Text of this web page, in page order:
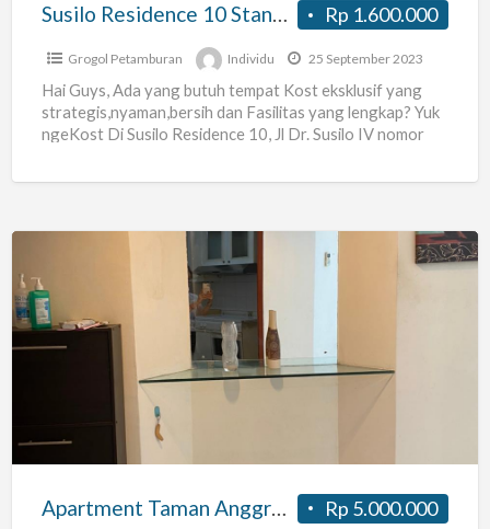
Rp 1.600.000
Susilo Residence 10 Standar Room
Grogol Petamburan Individu 25 September 2023
Hai Guys, Ada yang butuh tempat Kost eksklusif yang
strategis,nyaman,bersih dan Fasilitas yang lengkap? Yuk
ngeKost Di Susilo Residence 10, Jl Dr. Susilo IV nomor
Apartment
Taman
Anggrek
Rp 5.000.000
Apartment Taman Anggrek Furnished